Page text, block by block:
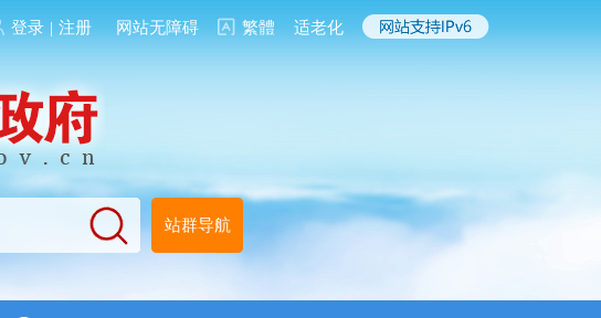
登录 | 注册 网站无障碍 繁體 适老化
站群导航